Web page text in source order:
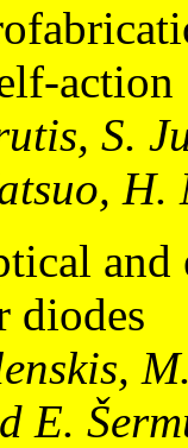
action
S.
H.
and
diodes
E.